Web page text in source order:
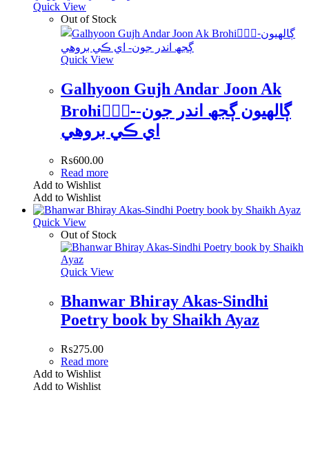
Quick View
Out of Stock
Quick View
Galhyoon Gujh Andar Joon Ak
Brohi-ًًًڳالھيون ڳجھ اندر جون-
اي ڪي بروھي
₨600.00
Read more
Add to Wishlist
Add to Wishlist
Quick View
Out of Stock
Quick View
Bhanwar Bhiray Akas-Sindhi
Poetry book by Shaikh Ayaz
₨275.00
Read more
Add to Wishlist
Add to Wishlist